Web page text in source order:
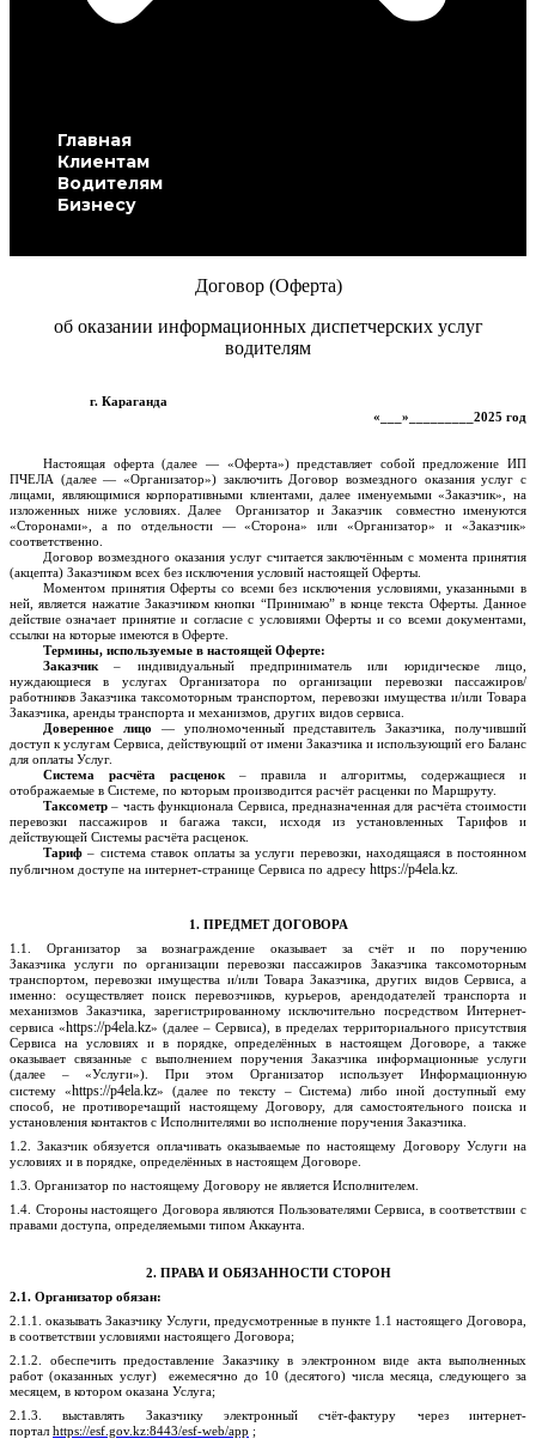
Главная
Клиентам
Водителям
Бизнесу
Договор (Оферта)
об оказании информационных диспетчерских услуг
водителям
г. Караганда
« ___»_________2025 год
Настоящая оферта (далее — «Оферта») представляет собой предложение ИП
ПЧЕЛА (далее — «Организатор») заключить Договор возмездного оказания услуг с
лицами, являющимися корпоративными клиентами, далее именуемыми «Заказчик», на
изложенных ниже условиях.
Далее Организатор и Заказчик совместно именуются
«Сторонами», а по отдельности — «Сторона» или «Организатор» и «Заказчик»
соответственно.
Договор возмездного оказания услуг считается заключённым с момента принятия
(акцепта) Заказчиком всех без исключения условий настоящей Оферты.
Моментом принятия Оферты со всеми без исключения условиями, указанными в
ней, является нажатие Заказчиком кнопки “Принимаю” в конце текста Оферты. Данное
действие означает принятие и согласие с условиями Оферты и со всеми документами,
ссылки на которые имеются в Оферте.
Термины, используемые в настоящей Оферте:
Заказчик– индивидуальный предприниматель или юридическое лицо,
нуждающиеся в услугах Организатора по организации перевозки пассажиров/
работников Заказчика таксомоторным транспортом, перевозки имущества и/или Товара
Заказчика, аренды транспорта и механизмов, других видов сервиса.
Доверенное лицо — уполномоченный представитель Заказчика, получивший
доступ к услугам Сервиса, действующий от имени Заказчика и использующий его Баланс
для оплаты Услуг.
Система расчёта расценок – правила и алгоритмы, содержащиеся и
отображаемые в Системе, по которым производится расчёт расценки по Маршруту.
Таксометр– часть функционала Сервиса, предназначенная для расчёта стоимости
перевозки пассажиров и багажа такси, исходя из установленных Тарифов и
действующей Системы расчёта расценок.
Тариф– система ставок оплаты за услуги перевозки, находящаяся в постоянном
публичном доступе на интернет-странице Сервиса по адресу https://p4ela.kz
1. ПРЕДМЕТ ДОГОВОРА
1.1. Организатор за вознаграждение оказывает за счёт и по поручению
Заказчикауслуги по организации перевозки пассажиров Заказчика таксомоторным
транспортом, перевозки имущества и/или Товара Заказчика, других видов Сервиса, а
именно: осуществляетпоиск перевозчиков, курьеров, арендодателей транспорта и
механизмов Заказчика, зарегистрированному исключительно посредством Интернет-
сервиса «https://p4ela.kz» (далее – Сервиса), в пределах территориального присутствия
Сервиса на условиях и в порядке, определённых в настоящем Договоре, а также
оказывает связанные с выполнением поручения Заказчика информационные услуги
(далее – «Услуги»). При этом Организатор использует Информационную
систему «https://p4ela.kz» (далее по тексту –Система) либо иной доступный ему
способ, не противоречащий настоящему Договору,
для самостоятельного поиска и
установления контактов с Исполнителями во исполнение поручения Заказчика.
1.2. Заказчик обязуется оплачивать оказываемые по настоящему Договору Услуги на
условиях и в порядке, определённых в настоящем Договоре.
1.3. Организатор по настоящему Договору не является Исполнителем.
1.4. Стороны настоящего Договора являются Пользователями Сервиса, в соответствии с
правами доступа, определяемыми типом Аккаунта.
2. ПРАВА И ОБЯЗАННОСТИ СТОРОН
2.1. Организатор обязан:
2.1.1. оказывать Заказчику Услуги, предусмотренные в пункте 1.1 настоящего Договора,
в соответствии условиями настоящего Договора;
2.1.2. обеспечить предоставление Заказчику в электронном виде акта выполненных
работ (оказанных услуг) ежемесячно до 10 (десятого) числа месяца, следующего за
месяцем, в котором оказана Услуга;
2.1.3. выставлять Заказчику электронный счёт-фактуру через интернет-
портал https://esf.gov.kz:8443/esf-web/app ;